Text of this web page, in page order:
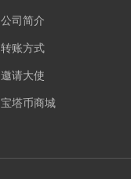
公司简介
转账方式
邀请大使
宝塔币商城